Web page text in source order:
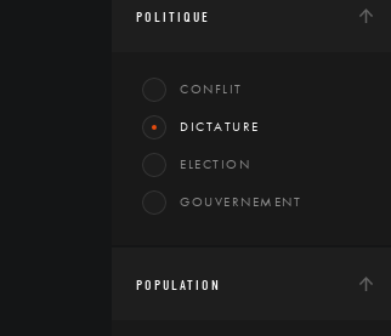
POLITIQUE
CONFLIT
DICTATURE
ELECTION
GOUVERNEMENT
POPULATION